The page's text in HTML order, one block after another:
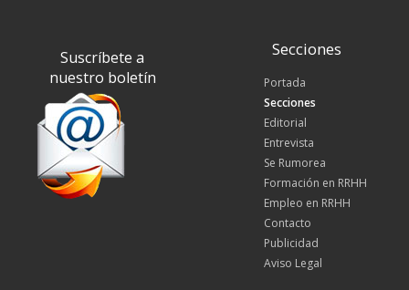
Suscríbete a
nuestro boletín
Secciones
Portada
Secciones
Editorial
Entrevista
Se Rumorea
Formación en RRHH
Empleo en RRHH
Contacto
Publicidad
Aviso Legal